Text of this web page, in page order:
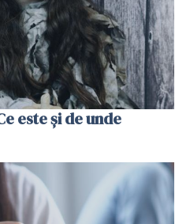
este și de unde